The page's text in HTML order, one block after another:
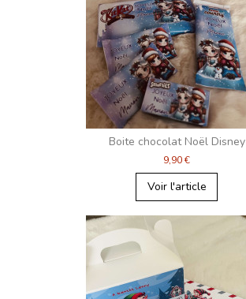
Boite chocolat Noël Disney
9,90 €
Voir l'article